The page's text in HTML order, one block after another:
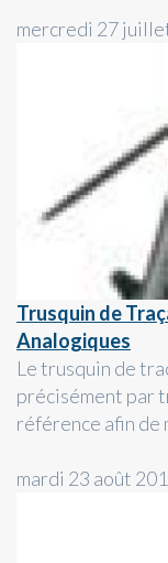
mercredi 27
Trusquin de
Analogiques
Le trusquin de
précisément par
référence afin de
mardi 23 août